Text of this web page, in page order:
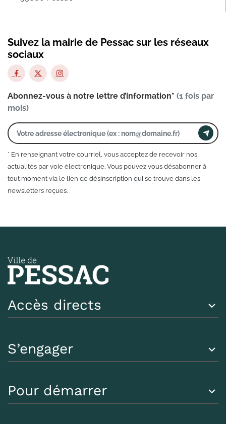
Suivez la mairie de Pessac sur les réseaux
sociaux
Abonnez-vous à notre lettre d’information* (1 fois par
mois)
* En renseignant votre courriel, vous acceptez de recevoir nos
actualités par voie électronique. Vous pouvez vous désabonner à
tout moment via le lien de désinscription qui se trouve dans les
newsletters reçues.
Accès directs
S’engager
Pour démarrer